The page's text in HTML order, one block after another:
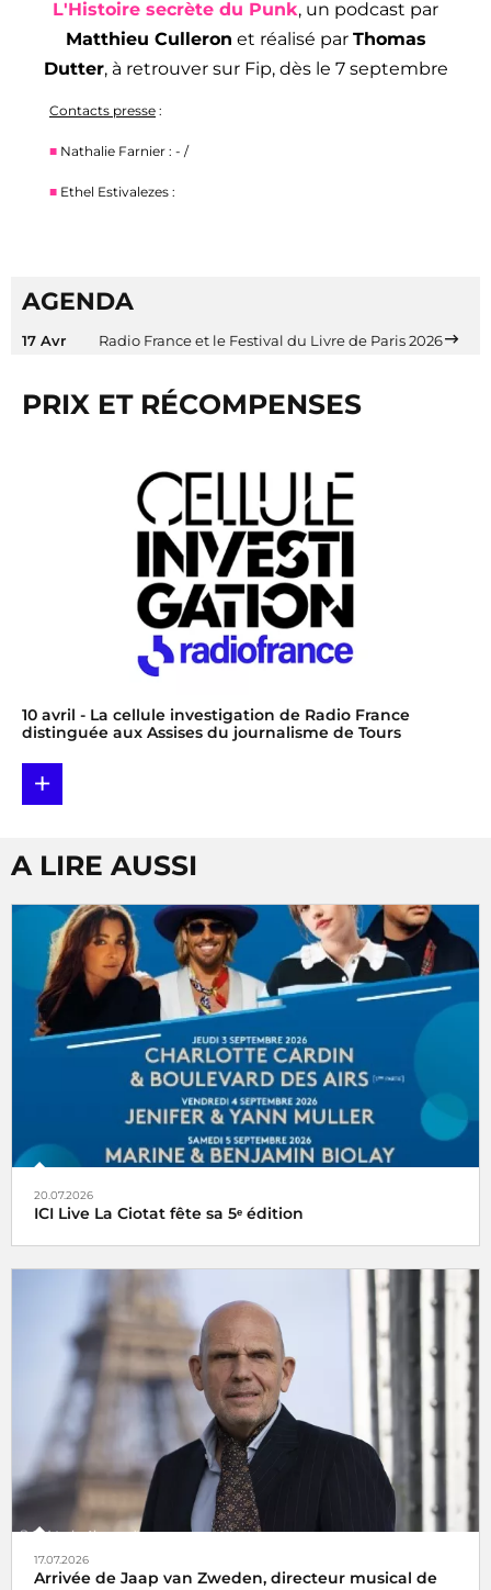
L'Histoire secrète du Punk, un podcast par
Matthieu Culleron et réalisé par Thomas
Dutter, à retrouver sur Fip, dès le 7 septembre
Contacts presse :
■ Nathalie Farnier : - /
■ Ethel Estivalezes :
AGENDA
17 Avr Radio France et le Festival du Livre de Paris 2026
PRIX ET RÉCOMPENSES
10 avril - La cellule investigation de Radio France
distinguée aux Assises du journalisme de Tours
+
A LIRE AUSSI
20.07.2026
ICI Live La Ciotat fête sa 5ᵉ édition
17.07.2026
Arrivée de Jaap van Zweden, directeur musical de